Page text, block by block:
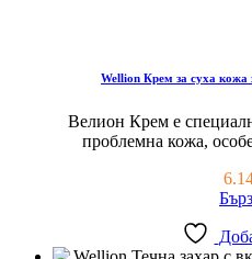
Wellion Крем за суха
Велион Крем е
проблемна кожа,